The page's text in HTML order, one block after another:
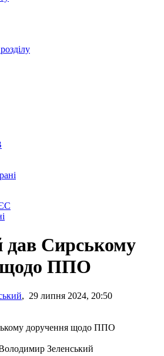
дав Сирському
щодо ППО
, 29 липня 2024, 20:50
Зеленський